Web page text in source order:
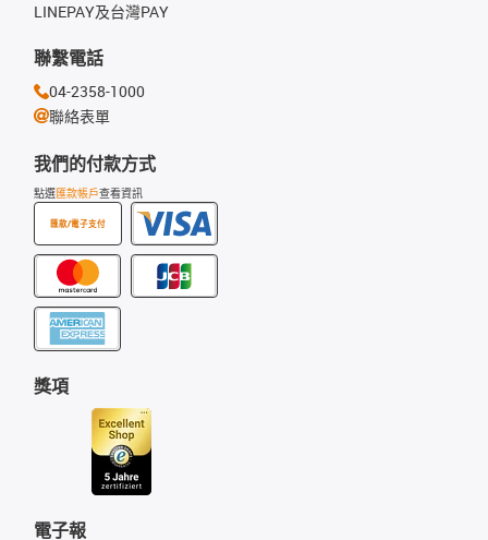
我們的付款方式
點選匯款帳戶查看資訊
匯款/電子支付
LINEPAY及台灣PAY
獎項
電子報
聯繫電話
04-2358-1000
聯絡表單